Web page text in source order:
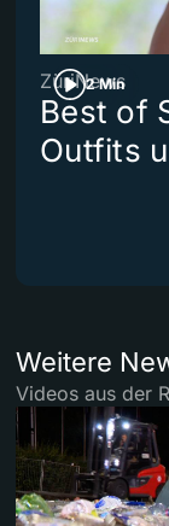
2 Min
ZüriNews
Best of
Outfits
Weitere
Videos aus der